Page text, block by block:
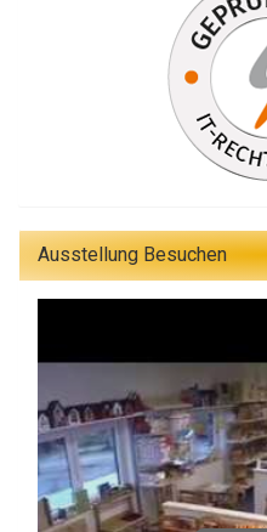
Ausstellung Besuchen